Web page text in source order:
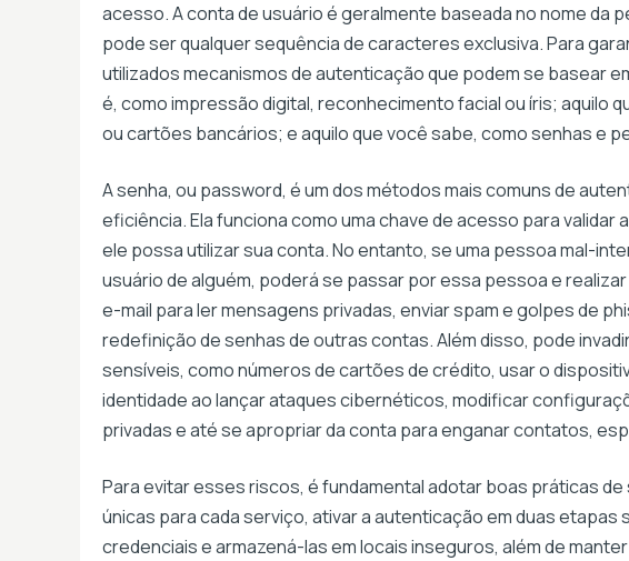
acesso. A conta de usuário é geralmente baseada no nome da
pode ser qualquer sequência de caracteres exclusiva. Para
utilizados mecanismos de autenticação que podem se basear
é, como impressão digital, reconhecimento facial ou íris; aquilo
ou cartões bancários; e aquilo que você sabe, como senhas e
A senha, ou password, é um dos métodos mais comuns de
eficiência. Ela funciona como uma chave de acesso para validar
ele possa utilizar sua conta. No entanto, se uma pessoa mal-
usuário de alguém, poderá se passar por essa pessoa e
e-mail para ler mensagens privadas, enviar spam e golpes de
redefinição de senhas de outras contas. Além disso, pode
sensíveis, como números de cartões de crédito, usar o
identidade ao lançar ataques cibernéticos, modificar
privadas e até se apropriar da conta para enganar contatos,
Para evitar esses riscos, é fundamental adotar boas práticas
únicas para cada serviço, ativar a autenticação em duas
credenciais e armazená-las em locais inseguros, além de